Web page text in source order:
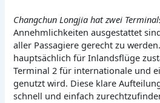
Changchun Longjia hat zwei
Annehmlichkeiten ausgestattet
aller Passagiere gerecht zu
hauptsächlich für Inlandsflüge
Terminal 2 für internationale und
genutzt wird. Diese klare
schnell und einfach